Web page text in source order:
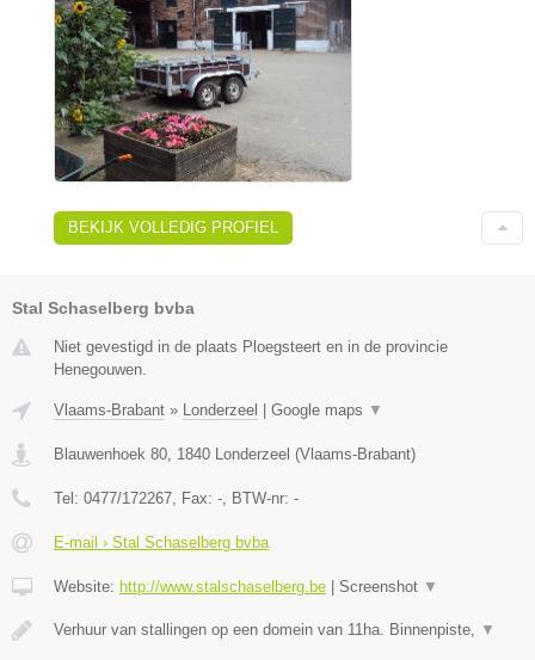
BEKIJK VOLLEDIG PROFIEL
Stal Schaselberg bvba
Niet gevestigd in de plaats Ploegsteert en in de provincie
Henegouwen.
Vlaams-Brabant » Londerzeel | Google maps ▼
Blauwenhoek 80 1840 Londerzeel (Vlaams-Brabant)
Tel: 0477/172267 , Fax: - , BTW-nr: -
E-mail › Stal Schaselberg bvba
Website: http://www.stalschaselberg.be | Screenshot ▼
Verhuur van stallingen op een domein van 11ha. Binnenpiste, ▼